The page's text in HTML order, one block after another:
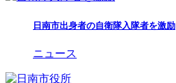
日南市出身者の自衛隊入隊者を激励
ニュース